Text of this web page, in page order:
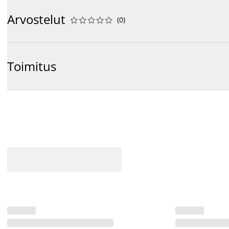
Arvostelut 




 (0)
Toimitus